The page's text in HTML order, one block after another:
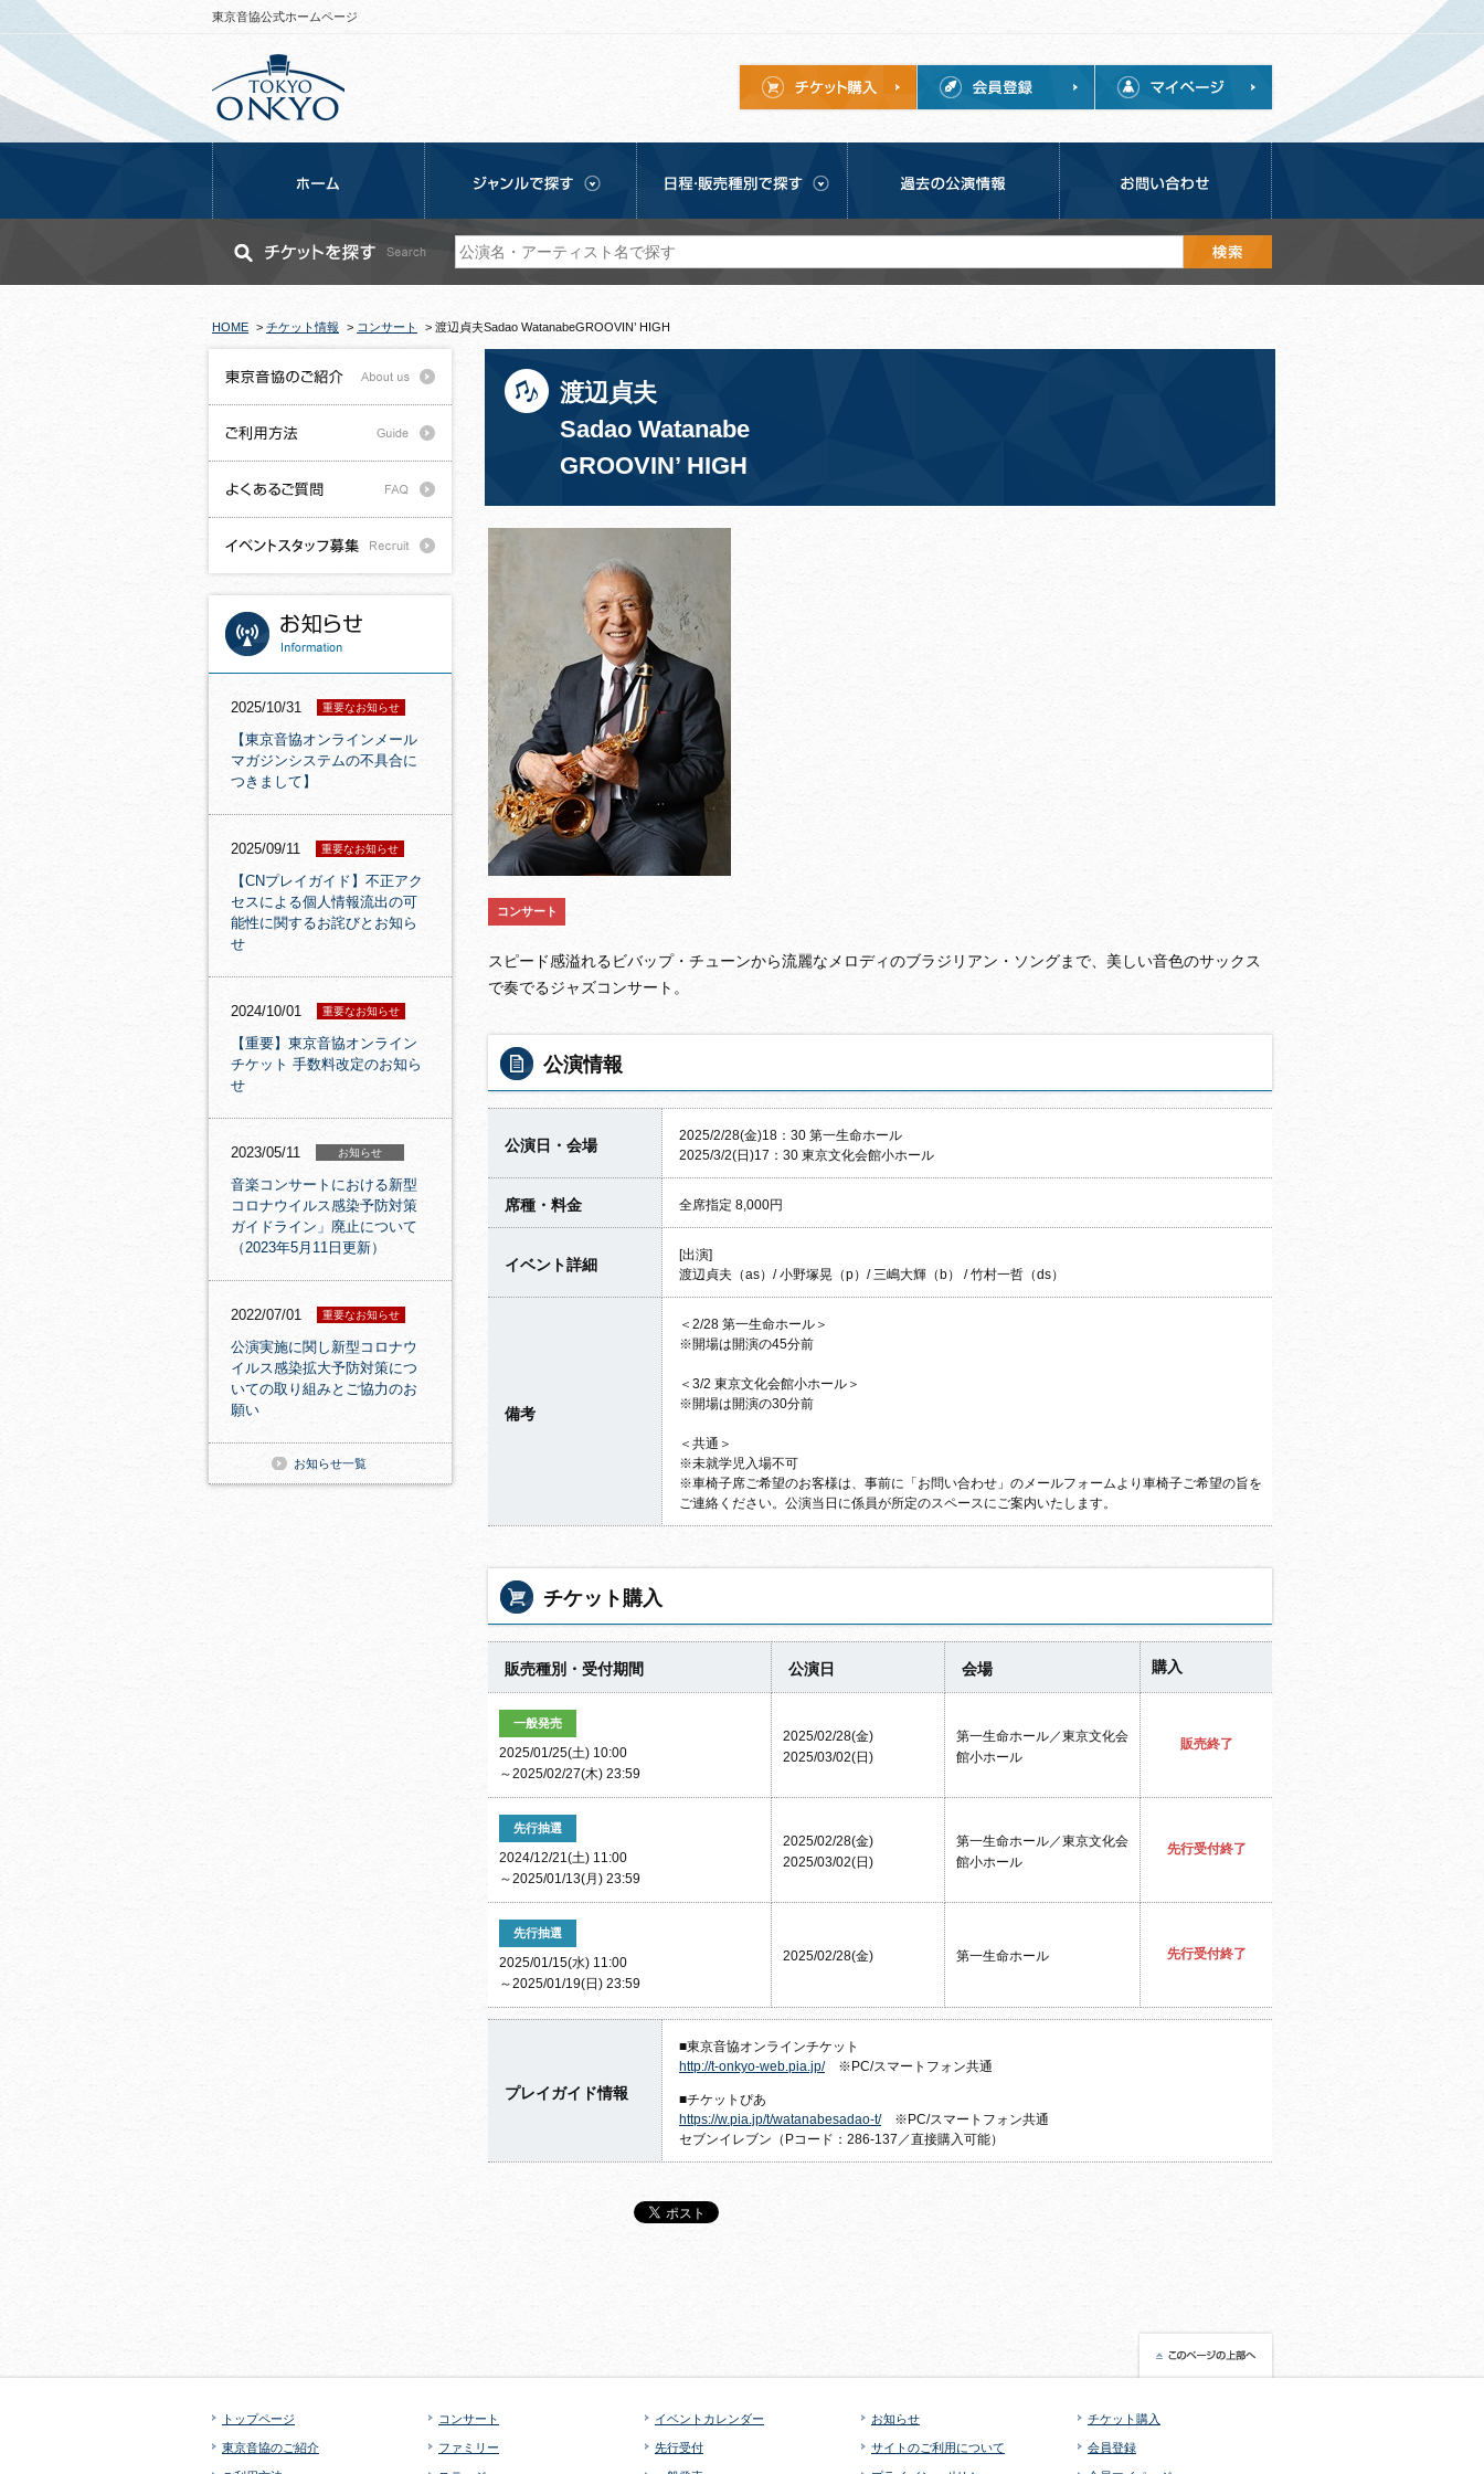
東京音協公式ホームページ
HOME > チケット情報 > コンサート > 渡辺貞夫Sadao WatanabeGROOVIN’ HIGH
渡辺貞夫
Sadao Watanabe
GROOVIN’ HIGH
コンサート
スピード感溢れるビバップ・チューンから流麗なメロディのブラジリアン・ソングまで、美しい音色のサックス
で奏でるジャズコンサート。
公演情報
公演日・会場
2025/2/28(金)18：30 第一生命ホール
2025/3/2(日)17：30 東京文化会館小ホール
席種・料金 全席指定 8,000円
イベント詳細
[出演]
渡辺貞夫（as）/ 小野塚晃（p）/ 三嶋大輝（b） / 竹村一哲（ds）
備考
＜2/28 第一生命ホール＞
※開場は開演の45分前
＜3/2 東京文化会館小ホール＞
※開場は開演の30分前
＜共通＞
※未就学児入場不可
※車椅子席ご希望のお客様は、事前に「お問い合わせ」 のメールフォームより車椅子ご希望の旨を
ご連絡ください。 公演当日に係員が所定のスペースにご案内いたします。
チケット購入
販売種別・受付期間 公演日 会場 購入
一般発売
2025/01/25(土) 10:00
～2025/02/27(木) 23:59
2025/02/28(金)
2025/03/02(日)
第一生命ホール／東京文化会
館小ホール
販売終了
先行抽選
2024/12/21(土) 11:00
～2025/01/13(月) 23:59
2025/02/28(金)
2025/03/02(日)
第一生命ホール／東京文化会
館小ホール
先行受付終了
先行抽選
2025/01/15(水) 11:00
～2025/01/19(日) 23:59
2025/02/28(金) 第一生命ホール 先行受付終了
プレイガイド情報
■東京音協オンラインチケット
http://t-onkyo-web.pia.jp/※PC/スマートフォン共通
■チケットぴあ
https://w.pia.jp/t/watanabesadao-t/※PC/スマートフォン共通
セブンイレブン（Pコード：286-137／直接購入可能）
2025/10/31 重要なお知らせ
【東京音協オンラインメール
マガジンシステムの不具合に
つきまして】
2025/09/11 重要なお知らせ
【CNプレイガイド】不正アク
セスによる個人情報流出の可
能性に関するお詫びとお知ら
せ
2024/10/01 重要なお知らせ
【重要】東京音協オンライン
チケット 手数料改定のお知ら
せ
2023/05/11 お知らせ
音楽コンサートにおける新型
コロナウイルス感染予防対策
ガイドライン」廃止について
（2023年5月11日更新）
2022/07/01 重要なお知らせ
公演実施に関し新型コロナウ
イルス感染拡大予防対策につ
いての取り組みとご協力のお
願い
お知らせ一覧
トップページ
東京音協のご紹介
コンサート
ファミリー
イベントカレンダー
先行受付
お知らせ
サイトのご利用について
チケット購入
会員登録